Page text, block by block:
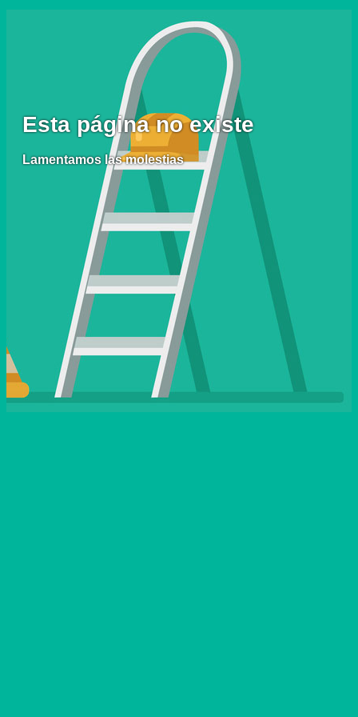
Esta página no existe
Lamentamos las molestias